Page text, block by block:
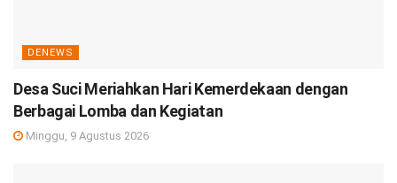
DENEWS
Desa Suci Meriahkan Hari Kemerdekaan dengan
Berbagai Lomba dan Kegiatan
Minggu, 9 Agustus 2026